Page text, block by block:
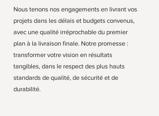
Nous tenons nos engagements en livrant vos
projets dans les délais et budgets convenus,
avec une qualité irréprochable du premier
plan à la livraison finale. Notre promesse :
transformer votre vision en résultats
tangibles, dans le respect des plus hauts
standards de qualité, de sécurité et de
durabilité.